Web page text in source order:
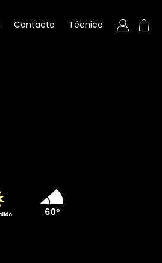
Contacto Técnico